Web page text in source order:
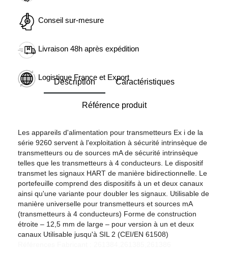
Conseil sur-mesure
Livraison 48h après expédition
Logistique France et Export
Description Caractéristiques
Référence produit
Les appareils d'alimentation pour transmetteurs Ex i de la
série 9260 servent à l'exploitation à sécurité intrinsèque de
transmetteurs ou de sources mA de sécurité intrinsèque
telles que les transmetteurs à 4 conducteurs. Le dispositif
transmet les signaux HART de manière bidirectionnelle. Le
portefeuille comprend des dispositifs à un et deux canaux
ainsi qu'une variante pour doubler les signaux. Utilisable de
manière universelle pour transmetteurs et sources mA
(transmetteurs à 4 conducteurs) Forme de construction
étroite – 12,5 mm de large – pour version à un et deux
canaux Utilisable jusqu'à SIL 2 (CEI/EN 61508)